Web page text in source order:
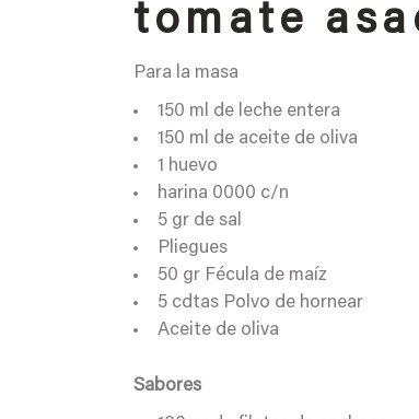
tomate
Para la masa
150 ml de leche entera
150 ml de aceite de oliva
1 huevo
harina 0000 c/n
5 gr de sal
Pliegues
50 gr Fécula de maíz
5 cdtas Polvo de hornear
Aceite de oliva
Sabores